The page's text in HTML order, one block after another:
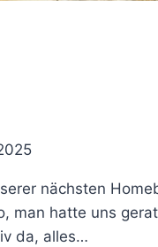
nächsten
man hatte uns
da, alles…